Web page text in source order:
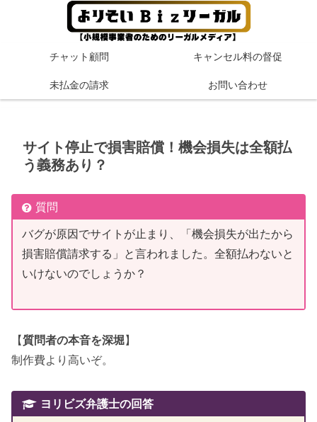
チャット顧問 キャンセル料の督促
未払金の請求 お問い合わせ
サイト停止で損害賠償！機会損失は全額払
う義務あり？
質問
バグが原因でサイトが止まり、「機会損失が出たから
損害賠償請求する」と言われました。全額払わないと
いけないのでしょうか？
【質問者の本音を深堀】
制作費より高いぞ。
ヨリビズ弁護士の回答